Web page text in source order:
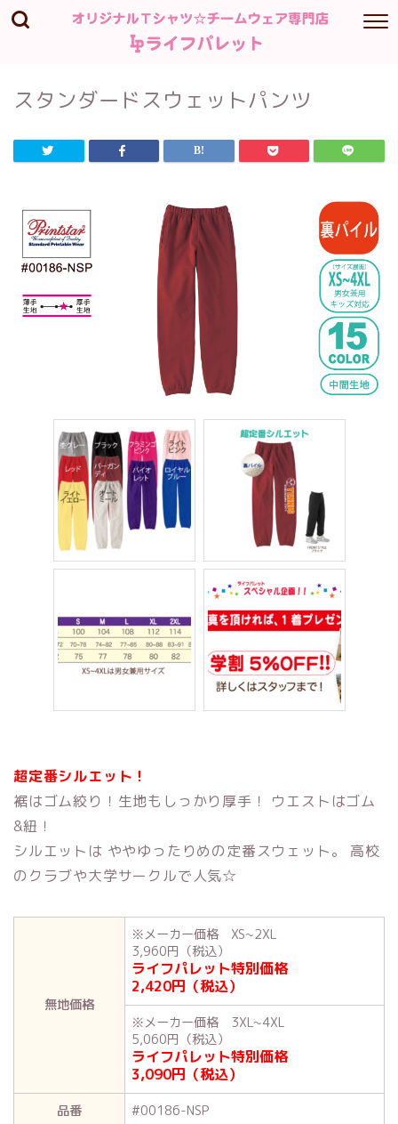
スタンダードスウェットパンツ
超定番シルエット！
裾はゴム絞り！生地もしっかり厚手！ ウエストはゴム
&紐！
シルエットは ややゆったりめの定番スウェット。 高校
のクラブや大学サークルで人気☆
無地価格
※メーカー価格 XS~2XL
3,960円（税込）
ライフパレット特別価格
2,420円（税込）
※メーカー価格 3XL~4XL
5,060円（税込）
ライフパレット特別価格
3,090円（税込）
品番
#00186-NSP